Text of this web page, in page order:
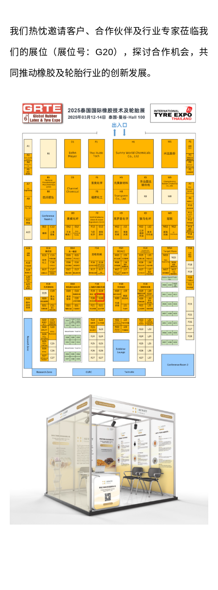
我们热忱邀请客户、合作伙伴及行业专家莅临我
们的展位（展位号：G20），探讨合作机会，共
同推动橡胶及轮胎行业的创新发展。